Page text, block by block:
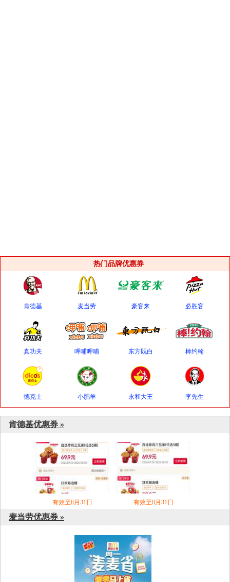
热门品牌优惠券
肯德基 麦当劳 豪客来 必胜客
真功夫 呷哺呷哺 东方既白 棒约翰
德克士 小肥羊 永和大王 李先生
肯德基优惠券 »
有效至8月31日 有效至8月31日
麦当劳优惠券 »